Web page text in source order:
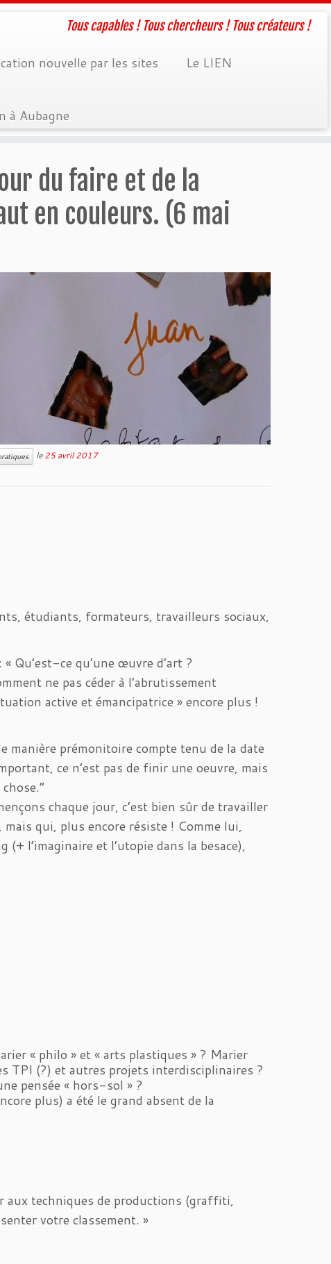
Tous capables ! Tous chercheurs ! Tous créateurs !
nouvelle par les sites
Le LIEN
à Aubagne
du faire et de la
en couleurs. (6 mai
le25 avril 2017
étudiants, formateurs, travailleurs sociaux,
Qu’est-ce qu’une œuvre d’art ?
ne pas céder à l’abrutissement
active et émancipatrice » encore plus !
prémonitoire compte tenu de la date
ce n’est pas de finir une oeuvre, mais
chaque jour, c’est bien sûr de travailler
qui, plus encore résiste ! Comme lui,
l’imaginaire et l’utopie dans la besace),
« philo » et « arts plastiques » ? Marier
TPI (?) et autres projets interdisciplinaires ?
pensée « hors-sol » ?
plus) a été le grand absent de la
aux techniques de productions (graffiti,
votre classement. »